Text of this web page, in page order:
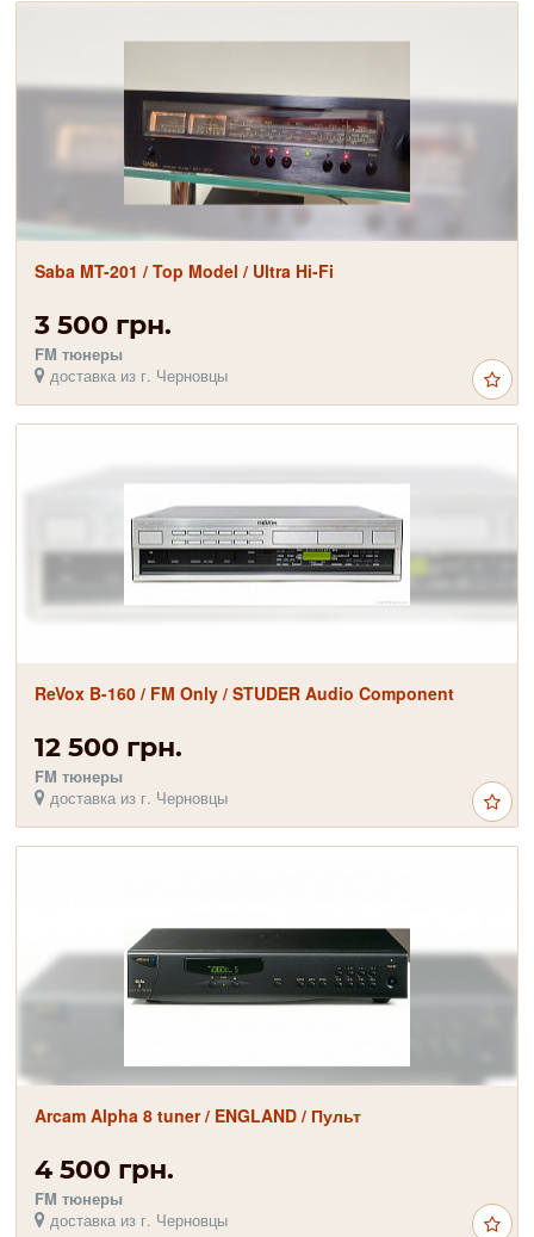
Saba MT-201 / Top Model / Ultra Hi-Fi
3 500 грн.
FM тюнеры
доставка из г. Черновцы
ReVox B-160 / FM Only / STUDER Audio Component
12 500 грн.
FM тюнеры
доставка из г. Черновцы
Arcam Alpha 8 tuner / ENGLAND / Пульт
4 500 грн.
FM тюнеры
доставка из г. Черновцы